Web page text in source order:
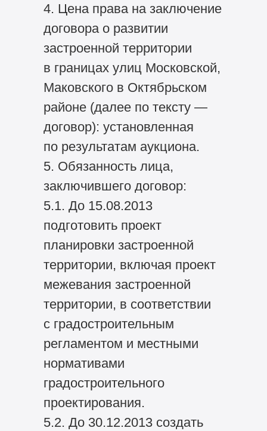
4. Цена права на заключение
договора о развитии
застроенной территории
в границах улиц Московской,
Маковского в Октябрьском
районе (далее по тексту —
договор): установленная
по результатам аукциона.
5. Обязанность лица,
заключившего договор:
5.1. До 15.08.2013
подготовить проект
планировки застроенной
территории, включая проект
межевания застроенной
территории, в соответствии
с градостроительным
регламентом и местными
нормативами
градостроительного
проектирования.
5.2. До 30.12.2013 создать